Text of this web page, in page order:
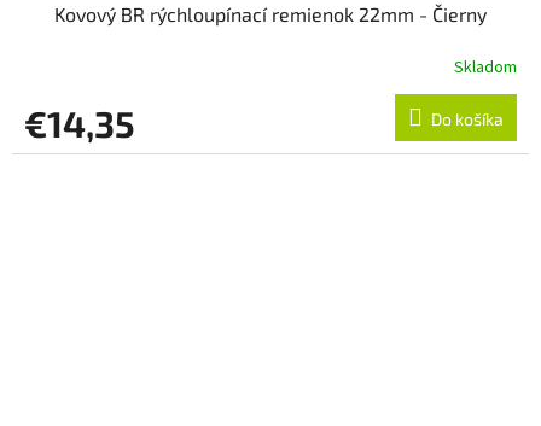
Kovový BR rýchloupínací remienok 22mm - Čierny
Skladom
€14,35 Do košíka